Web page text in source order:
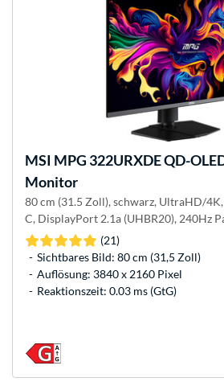
MSI MPG 322URXDE QD-
Monitor
80 cm (31.5 Zoll), schwarz, UltraHD/4K,
C, DisplayPort 2.1a (UHBR20), 240Hz
(21)
Sichtbares Bild: 80 cm (31,5 Zoll)
Auflösung: 3840 x 2160 Pixel
Reaktionszeit: 0.03 ms (GtG)